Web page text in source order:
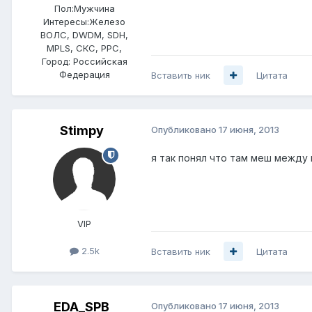
Пол:Мужчина
Интересы:Железо
ВОЛС, DWDM, SDH,
MPLS, СКС, РРС,
Город: Российская
Федерация
Вставить ник Цитата
Stimpy
VIP
2.5k
Опубликовано 17 июня, 2013
я так понял что там меш между
Вставить ник Цитата
EDA_SPB Опубликовано 17 июня, 2013